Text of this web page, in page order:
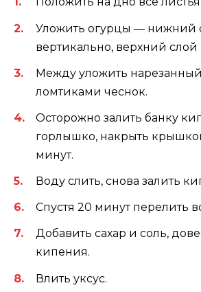
Уложить огурцы — нижний
вертикально, верхний слой
Между уложить
ломтиками чеснок.
Осторожно залить банку
горлышко, накрыть
минут.
Воду слить, снова залить
Спустя 20 минут перелить
Добавить сахар и соль,
кипения.
Влить уксус.